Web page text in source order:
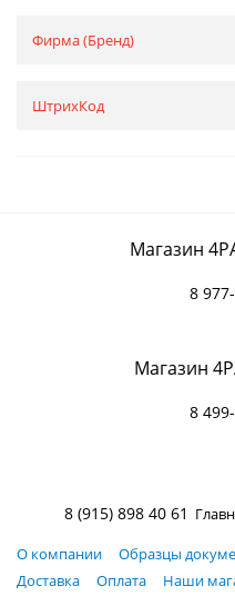
Фирма (Бренд)
ШтрихКод
Магазин
8
Магазин
8
8 (915) 898 40 61
О компании
Образцы
Доставка
Оплата Наши